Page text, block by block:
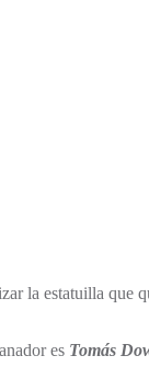
la estatuilla que
es Tomás